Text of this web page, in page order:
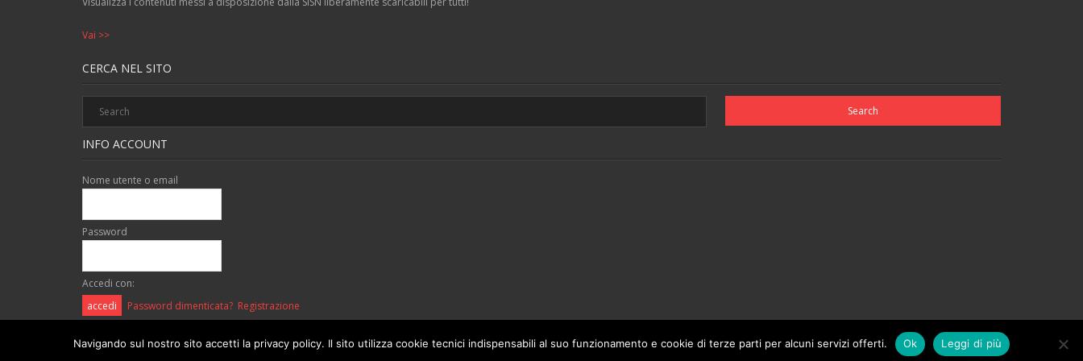
Vai >>
CERCA NEL SITO
INFO ACCOUNT
Nome utente o email
Password
Accedi con:
Password dimenticata? Registrazione
Theme by Think Up Themes Ltd. Powered byWordPress.
Navigando sul nostro sito accetti la privacy policy. Il sito utilizza cookie tecnici indispensabili al suo funzionamento e cookie di terze parti per alcuni servizi offerti. Ok Leggi di più